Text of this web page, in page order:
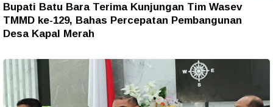
Bupati Batu Bara Terima Kunjungan Tim Wasev
TMMD ke-129, Bahas Percepatan Pembangunan
Desa Kapal Merah